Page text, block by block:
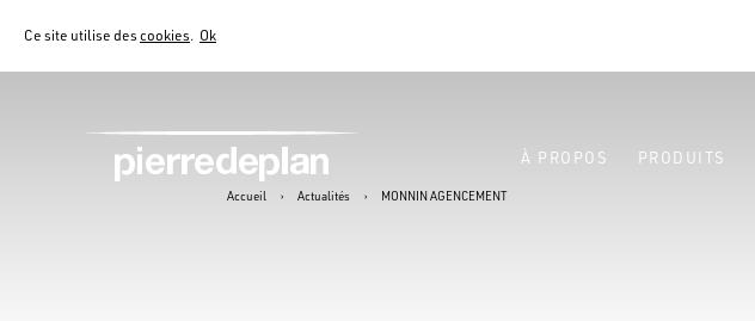
Ce site utilise descookies. Ok
À PROPOS PRODUITS
Accueil › Actualités › MONNIN AGENCEMENT